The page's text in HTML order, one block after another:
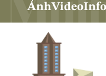
ẢnhVideo